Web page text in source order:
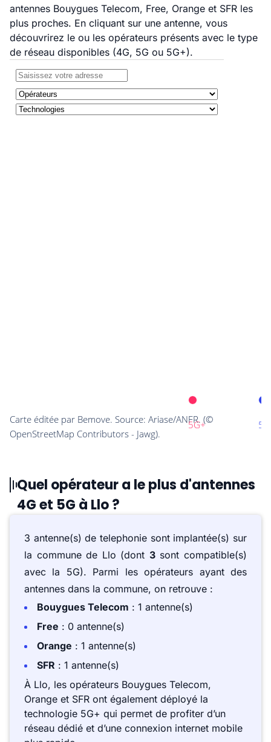
antennes Bouygues Telecom, Free, Orange et SFR les
plus proches. En cliquant sur une antenne, vous
découvrirez le ou les opérateurs présents avec le type
de réseau disponibles (4G, 5G ou 5G+).
Quel opérateur a le plus d'antennes
4G et 5G à Llo ?
3 antenne(s) de telephonie sont implantée(s) sur
la commune de Llo (dont 3sont compatible(s)
avec la 5G). Parmi les opérateurs ayant des
antennes dans la commune, on retrouve :
Bouygues Telecom : 1 antenne(s)
Free : 0 antenne(s)
Orange : 1 antenne(s)
SFR : 1 antenne(s)
À Llo, les opérateurs Bouygues Telecom,
Orange et SFR ont également déployé la
technologie 5G+ qui permet de profiter d’un
réseau dédié et d’une connexion internet mobile